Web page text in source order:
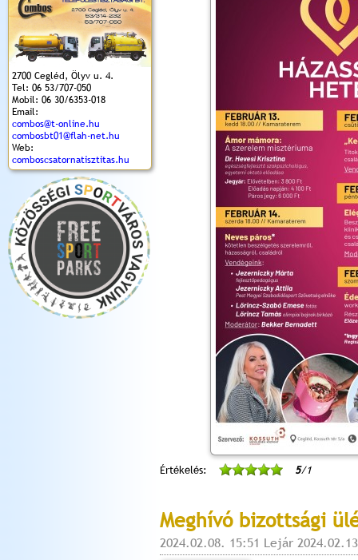
2700 Cegléd, Ölyv u. 4.
Tel: 06 53/707-050
Mobil: 06 30/6353-018
Email:
combos@t-online.hu
combosbt01@flah-net.hu
Web:
comboscsatornatisztitas.hu
Értékelés: 5/1
Meghívó bizottsági
2024.02.08. 15:51 Lejár